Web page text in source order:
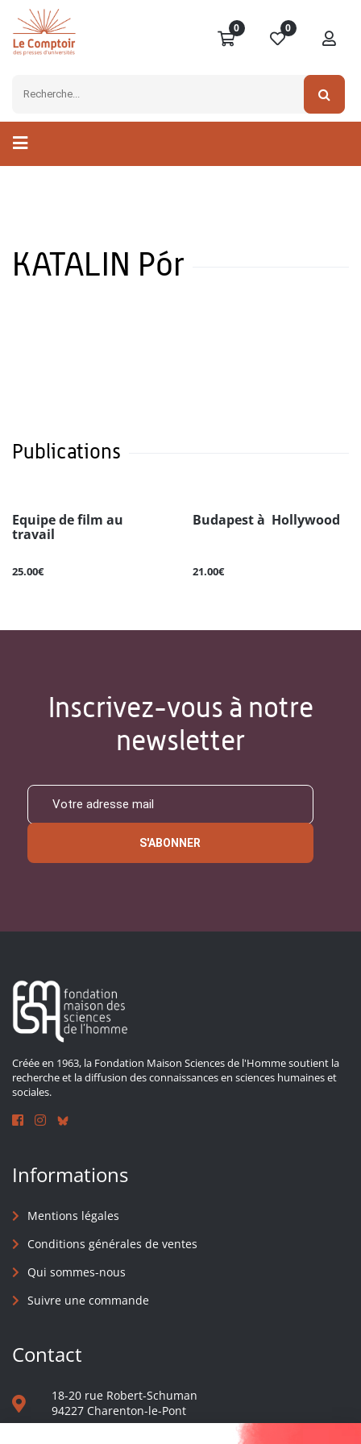
0 0
KATALIN Pór
Publications
Equipe de film au
travail
25.00€
Budapest à Hollywood
21.00€
Inscrivez-vous à notre
newsletter
S'ABONNER
Créée en 1963, la Fondation Maison Sciences de l'Homme soutient la
recherche et la diffusion des connaissances en sciences humaines et
sociales.
Informations
Mentions légales
Conditions générales de ventes
Qui sommes-nous
Suivre une commande
Contact
18-20 rue Robert-Schuman
94227 Charenton-le-Pont